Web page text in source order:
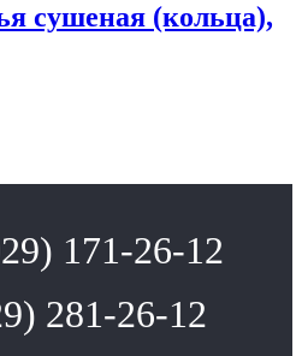
сушеная (кольца),
171-26-12
281-26-12